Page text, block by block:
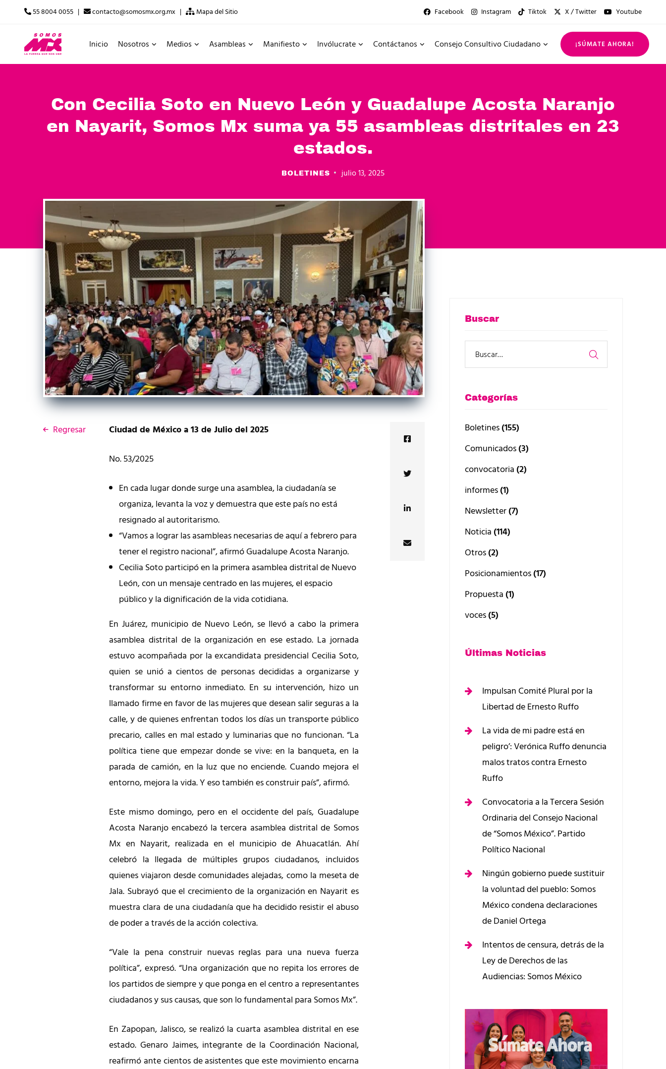
55 8004 0055 | contacto@somosmx.org.mx | Mapa del Sitio Facebook Instagram Tiktok X / Twitter Youtube
Inicio Nosotros Medios Asambleas Manifiesto Invólucrate Contáctanos Consejo Consultivo Ciudadano ¡SÚMATE AHORA!
Con Cecilia Soto en Nuevo León y Guadalupe Acosta Naranjo
en Nayarit, Somos Mx suma ya 55 asambleas distritales en 23
estados.
BOLETINES julio 13, 2025
Regresar Ciudad de México a 13 de Julio del 2025
No. 53/2025
En cada lugar donde surge una asamblea, la ciudadanía se
organiza, levanta la voz y demuestra que este país no está
resignado al autoritarismo.
“Vamos a lograr las asambleas necesarias de aquí a febrero para
tener el registro nacional”, afirmó Guadalupe Acosta Naranjo.
Cecilia Soto participó en la primera asamblea distrital de Nuevo
León, con un mensaje centrado en las mujeres, el espacio
público y la dignificación de la vida cotidiana.
En Juárez, municipio de Nuevo León, se llevó a cabo la primera
asamblea distrital de la organización en ese estado. La jornada
estuvo acompañada por la excandidata presidencial Cecilia Soto,
quien se unió a cientos de personas decididas a organizarse y
transformar su entorno inmediato. En su intervención, hizo un
llamado firme en favor de las mujeres que desean salir seguras a la
calle, y de quienes enfrentan todos los días un transporte público
precario, calles en mal estado y luminarias que no funcionan. “La
política tiene que empezar donde se vive: en la banqueta, en la
parada de camión, en la luz que no enciende. Cuando mejora el
entorno, mejora la vida. Y eso también es construir país”, afirmó.
Este mismo domingo, pero en el occidente del país, Guadalupe
Acosta Naranjo encabezó la tercera asamblea distrital de Somos
Mx en Nayarit, realizada en el municipio de Ahuacatlán. Ahí
celebró la llegada de múltiples grupos ciudadanos, incluidos
quienes viajaron desde comunidades alejadas, como la meseta de
Jala. Subrayó que el crecimiento de la organización en Nayarit es
muestra clara de una ciudadanía que ha decidido resistir el abuso
de poder a través de la acción colectiva.
“Vale la pena construir nuevas reglas para una nueva fuerza
política”, expresó. “Una organización que no repita los errores de
los partidos de siempre y que ponga en el centro a representantes
ciudadanos y sus causas, que son lo fundamental para Somos Mx”.
En Zapopan, Jalisco, se realizó la cuarta asamblea distrital en ese
estado. Genaro Jaimes, integrante de la Coordinación Nacional,
reafirmó ante cientos de asistentes que este movimiento encarna
Buscar
Categorías
Boletines(155)
Comunicados(3)
convocatoria (2)
informes(1)
Newsletter(7)
Noticia (114)
Otros(2)
Posicionamientos(17)
Propuesta (1)
voces(5)
Últimas Noticias
Impulsan Comité Plural por la
Libertad de Ernesto Ruffo
La vida de mi padre está en
peligro’: Verónica Ruffo denuncia
malos tratos contra Ernesto
Ruffo
Convocatoria a la Tercera Sesión
Ordinaria del Consejo Nacional
de “Somos México”. Partido
Político Nacional
Ningún gobierno puede sustituir
la voluntad del pueblo: Somos
México condena declaraciones
de Daniel Ortega
Intentos de censura, detrás de la
Ley de Derechos de las
Audiencias: Somos México